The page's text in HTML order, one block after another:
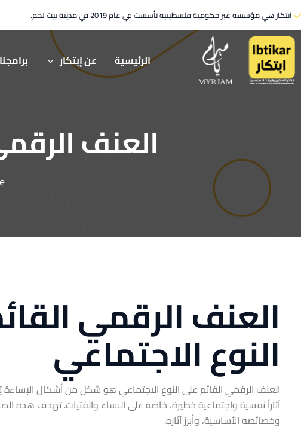
ابتكار هي مؤسسة غير حكومية فلسطينية تأسست في عام 2019 في مدينة بيت لحم.
الرئيسية عن إبتكار برامجنا
العنف
العنف الرقمي
النوع الاجتماعي
العنف الرقمي القائم على النوع الاجتماعي هو شكل من أشكال الإساءة
آثاراً نفسية واجتماعية خطيرة، خاصة على النساء والفتيات. تهدف هذه
وخصائصه الأساسية، وأبرز آثاره.